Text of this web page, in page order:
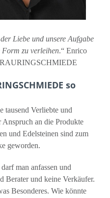
Liebe und unsere Aufgabe
Form zu verleihen.“ Enrico
so
tausend Verliebte und
an die Produkte
und Edelsteinen sind zum
geworden.
man anfassen und
Berater und keine Verkäufer.
Besonderes. Wie könnte